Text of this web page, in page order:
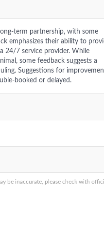
be inaccurate, please check with
term partnership, with some
emphasizes their ability to
24/7 service provider. While
some feedback suggests a
Suggestions for
booked or delayed.